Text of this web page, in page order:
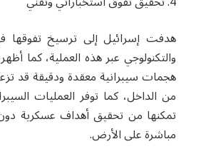
هدفت إسرائيل إلى ترسيخ تفوقها
والتكنولوجي عبر هذه العملية، كما
هجمات سيبرانية معقدة ودقيقة قد
من الداخل، كما توفر العمليات
تمكنها من تحقيق أهداف عسكرية
مباشرة على الأرض.